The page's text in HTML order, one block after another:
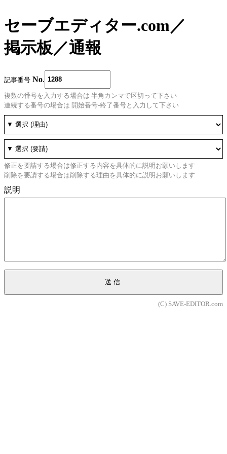
セーブエディター.com／
掲示板／通報
記事番号 No
複数の番号を入力する場合は 半角カンマで区切って下さい
連続する番号の場合は 開始番号-終了番号と入力して下さい
修正を要請する場合は修正する内容を具体的に説明お願いします
削除を要請する場合は削除する理由を具体的に説明お願いします
説明
送信
(C) SAVE-EDITOR.com